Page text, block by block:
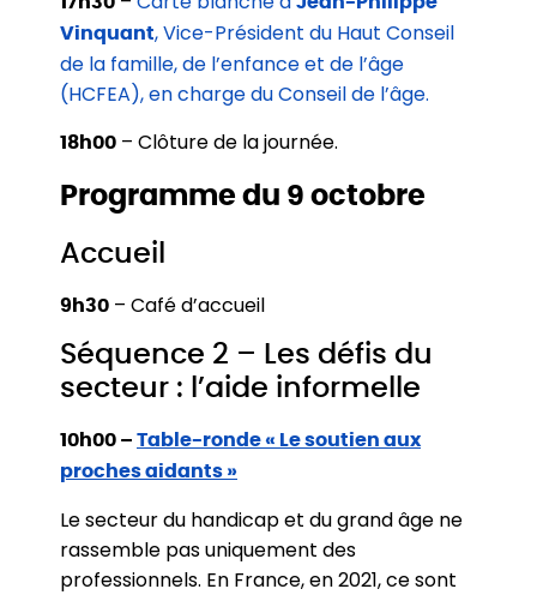
Vinquant, Vice-Président du Haut Conseil
de la famille, de l’enfance et de l’âge
(HCFEA), en charge du Conseil de l’âge.
18h00 – Clôture de la journée.
Programme du 9 octobre
Accueil
9h30 – Café d’accueil
Séquence 2 – Les défis du
secteur : l’aide informelle
10h00 – Table-ronde « Le soutien aux
proches aidants »
Le secteur du handicap et du grand âge ne
rassemble pas uniquement des
professionnels. En France, en 2021, ce sont